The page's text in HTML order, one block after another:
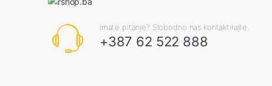
Imate pitanje? Slobodno nas kontaktirajte.
+387 62 522 888